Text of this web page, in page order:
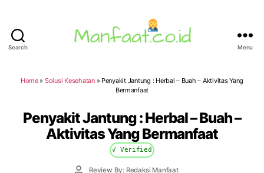
Search Menu
Home» Solusi Kesehatan» Penyakit Jantung : Herbal – Buah – Aktivitas Yang
Bermanfaat
Penyakit Jantung : Herbal – Buah –
Aktivitas Yang Bermanfaat
√ Verified
PostReview By: Redaksi Manfaat